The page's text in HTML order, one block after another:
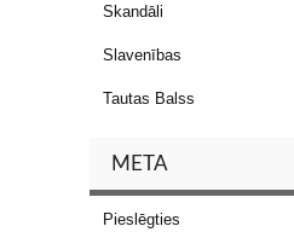
Skandāli
Slavenības
Tautas Balss
META
Pieslēgties